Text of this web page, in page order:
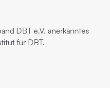
DBT e.V. anerkanntes
für DBT.